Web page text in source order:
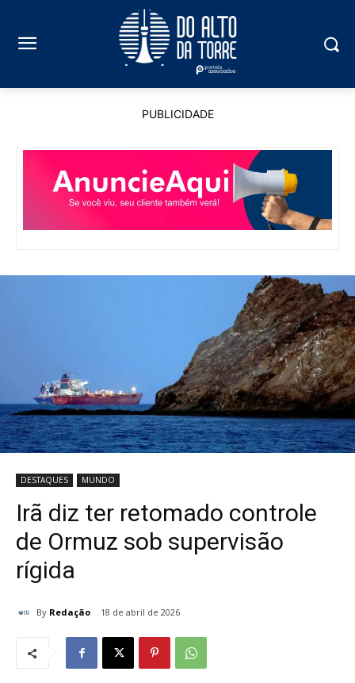
PUBLICIDADE
DESTAQUES MUNDO
Irã diz ter retomado controle
de Ormuz sob supervisão
rígida
By Redação 18 de abril de 2026